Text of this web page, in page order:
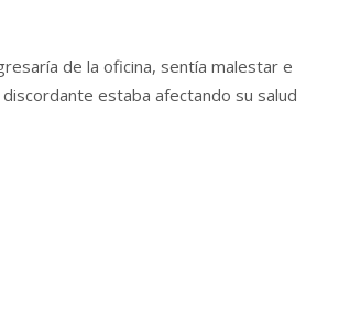
de la oficina, sentía malestar e
estaba afectando su salud